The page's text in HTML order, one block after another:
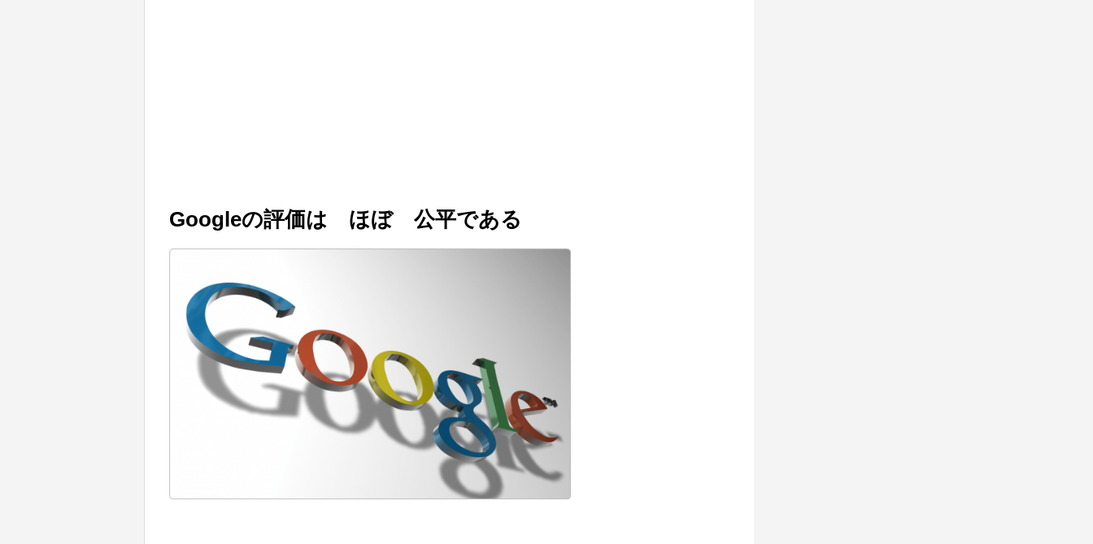
Googleの評価は ほぼ 公平である